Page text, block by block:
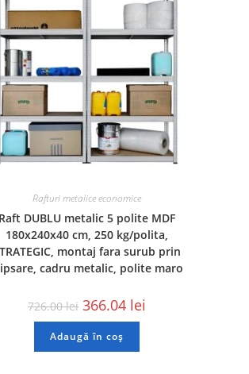
Rafturi metalice economice
Raft DUBLU metalic 5 polite MDF
180x240x40 cm, 250 kg/polita,
montaj fara surub prin
cadru metalic, polite maro
726.00lei 366.04 lei
Adaugă în coș